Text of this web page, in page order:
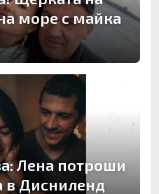
море с майка
Лена потроши
в Дисниленд